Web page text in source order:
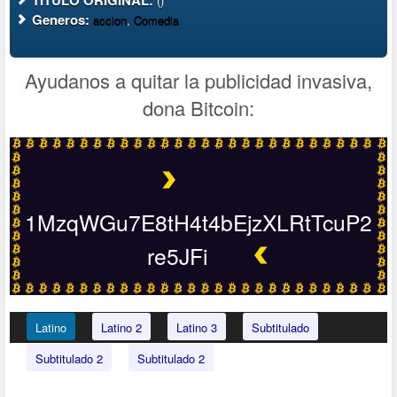
Generos:accion, Comedia
Ayudanos a quitar la publicidad invasiva,
dona Bitcoin:
1MzqWGu7E8tH4t4bEjzXLRtTcuP2
re5JFi
Latino Latino 2 Latino 3
Subtitulado
Subtitulado 2
Subtitulado 2